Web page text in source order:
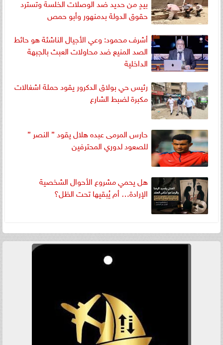
بيدٍ من حديد ضد الوصلات الخلسة وتسترد
حقوق الدولة بدمنهور وأبو حمص
أشرف محمود: وعي الأجيال الناشئة هو حائط
الصد المنيع ضد محاولات العبث بالجبهة
الداخلية
رئيس حي بولاق الدكرور يقود حملة اشغالات
مكبرة لضبط الشارع
حارس المرمى عبده هلال يقود ” النصر ”
للصعود لدوري المحترفين
هل يحمي مشروع الأحوال الشخصية
الإرادة… أم يُبقيها تحت الظل؟